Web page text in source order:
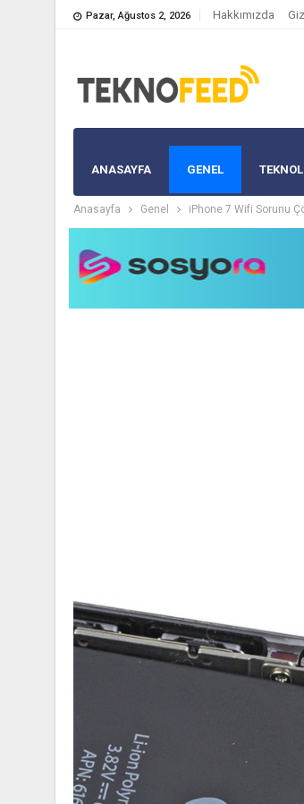
Pazar, Ağustos 2, 2026 Hakkımızda
ANASAYFA GENEL
Anasayfa Genel iPhone 7 Wifi Sorunu